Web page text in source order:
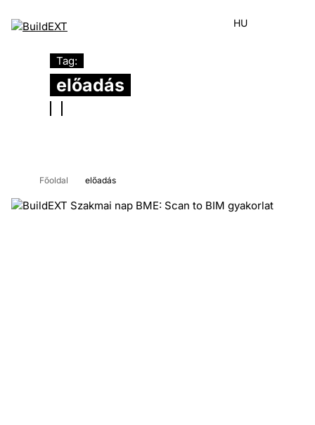
HU
Tag:
előadás
Főoldal előadás